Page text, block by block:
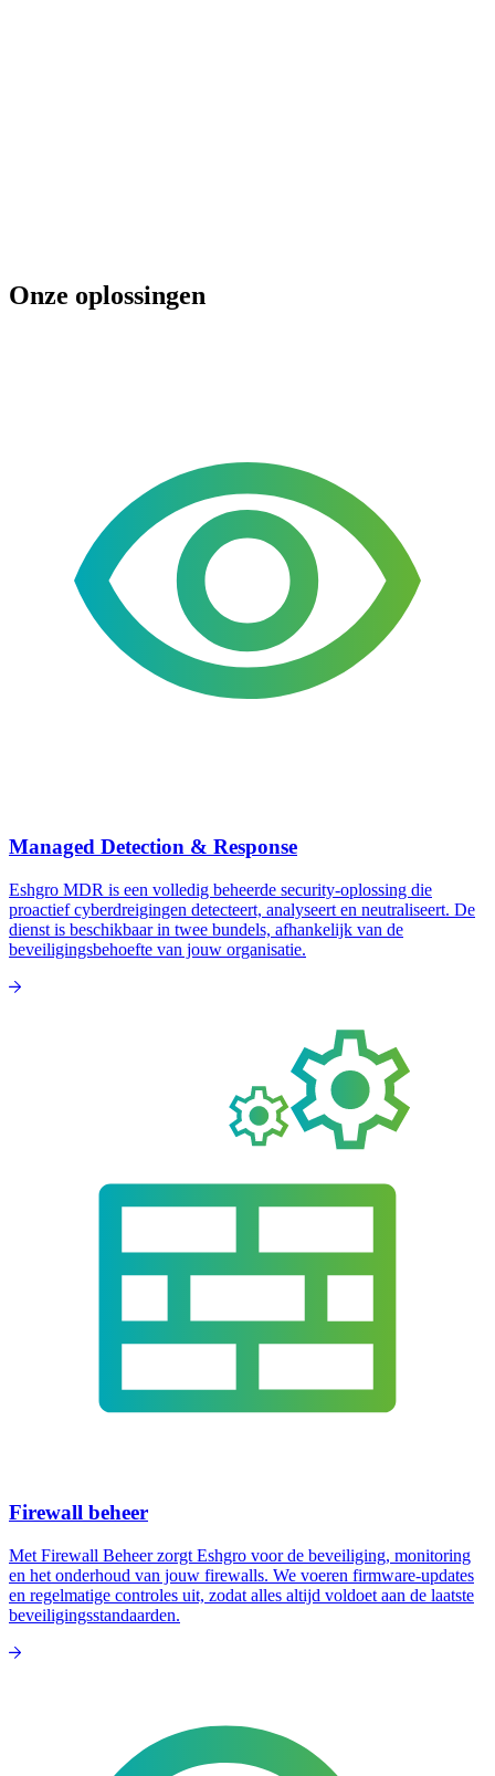
Onze oplossingen
Managed Detection & Response
Eshgro MDR is een volledig beheerde security-oplossing die
proactief cyberdreigingen detecteert, analyseert en neutraliseert. De
dienst is beschikbaar in twee bundels, afhankelijk van de
beveiligingsbehoefte van jouw organisatie.
Firewall beheer
Met Firewall Beheer zorgt Eshgro voor de beveiliging, monitoring
en het onderhoud van jouw firewalls. We voeren firmware-updates
en regelmatige controles uit, zodat alles altijd voldoet aan de laatste
beveiligingsstandaarden.